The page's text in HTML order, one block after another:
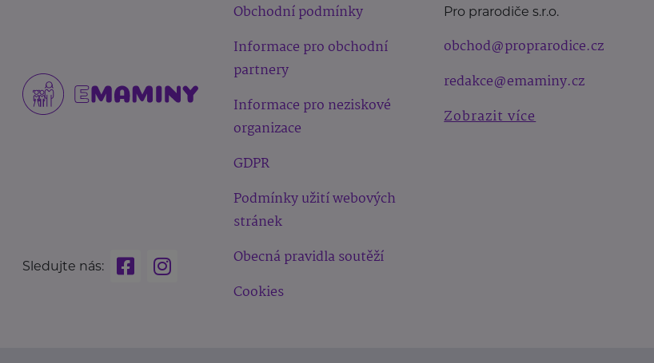
Sledujte nás:
Obchodní podmínky
Informace pro obchodní
partnery
Informace pro neziskové
organizace
GDPR
Podmínky užití webových
stránek
Obecná pravidla soutěží
Cookies
Pro prarodiče s.r.o.
obchod@proprarodice.cz
redakce@emaminy.cz
Zobrazit více